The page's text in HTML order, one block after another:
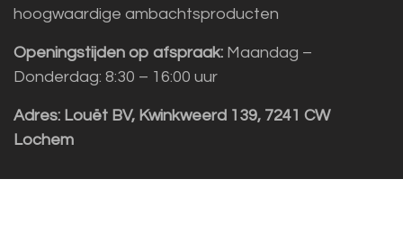
hoogwaardige ambachtsproducten
Openingstijden op afspraak: Maandag –
Donderdag: 8:30 – 16:00 uur
Adres: Louët BV, Kwinkweerd 139, 7241 CW
Lochem